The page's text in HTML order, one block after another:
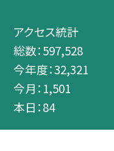
アクセス統計
総数：597,528
今年度：32,321
今月： 1,501
本日：84